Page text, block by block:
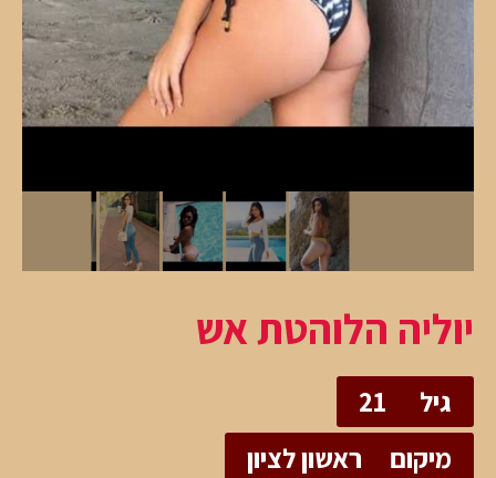
יוליה הלוהטת אש
גיל
21
מיקום
ראשון לציון